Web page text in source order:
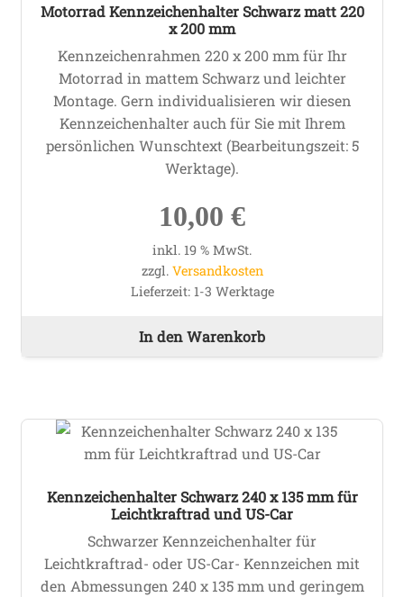
Motorrad Kennzeichenhalter Schwarz matt 220
x 200 mm
Kennzeichenrahmen 220 x 200 mm für Ihr
Motorrad in mattem Schwarz und leichter
Montage. Gern individualisieren wir diesen
Kennzeichenhalter auch für Sie mit Ihrem
persönlichen Wunschtext (Bearbeitungszeit: 5
Werktage).
10,00 €
inkl. 19 % MwSt.
zzgl. Versandkosten
Lieferzeit: 1-3 Werktage
In den Warenkorb
Kennzeichenhalter Schwarz 240 x 135 mm für
Leichtkraftrad und US-Car
Schwarzer Kennzeichenhalter für
Leichtkraftrad- oder US-Car- Kennzeichen mit
den Abmessungen 240 x 135 mm und geringem